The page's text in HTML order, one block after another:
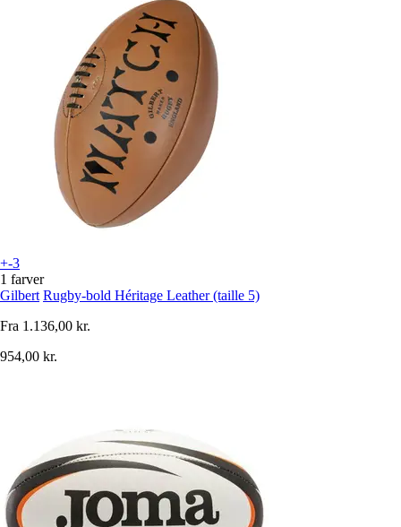
+-3
1 farver
Gilbert Rugby-bold Héritage Leather (taille 5)
Fra 1.136,00 kr.
954,00 kr.